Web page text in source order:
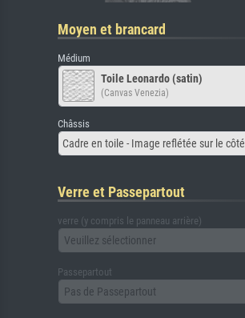
Moyen et brancard
Médium
Toile Leonardo (satin)
(Canvas Venezia)
Châssis
Cadre en toile - Image reflétée sur le côté
Verre et Passepartout
verre (y compris le panneau arrière)
Veuillez sélectionner
Passepartout
Pas de Passepartout